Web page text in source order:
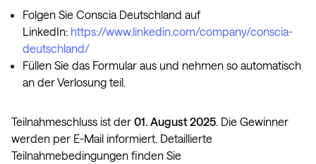
Folgen Sie Conscia Deutschland auf
LinkedIn: https://www.linkedin.com/company/conscia-
deutschland/
Füllen Sie das Formular aus und nehmen so automatisch
an der Verlosung teil.
Teilnahmeschluss ist der 01. August 2025. Die Gewinner
werden per E-Mail informiert. Detaillierte
Teilnahmebedingungen finden Sie